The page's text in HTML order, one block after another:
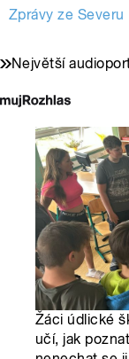
Zprávy ze Severu
Největší
Žáci údlické
učí, jak